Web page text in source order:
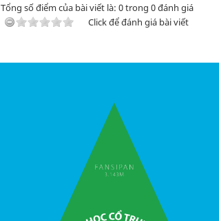
Tổng số điểm của bài viết là: 0trong 0đánh giá
Click để đánh giá bài viết